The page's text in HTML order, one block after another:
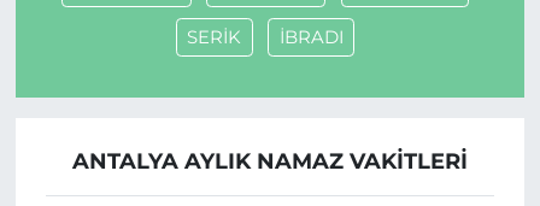
SERİK İBRADI
ANTALYA AYLIK NAMAZ VAKITLERI